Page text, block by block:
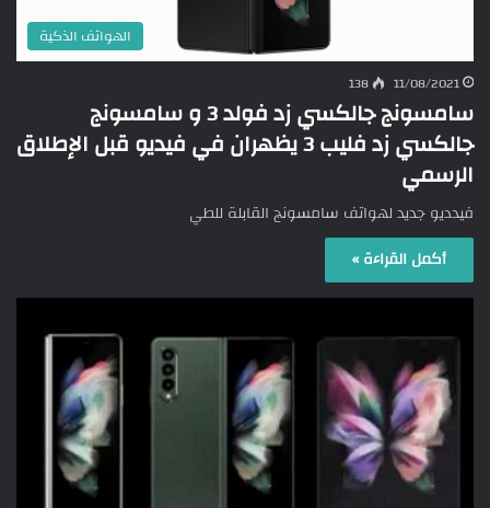
الهواتف الذكية
11/08/2021
138
سامسونج جالكسي زد فولد 3 و سامسونج
جالكسي زد فليب 3 يظهران في فيديو قبل الإطلاق
الرسمي
فيدديو جديد لهواتف سامسونج القابلة للطي
أكمل القراءة »